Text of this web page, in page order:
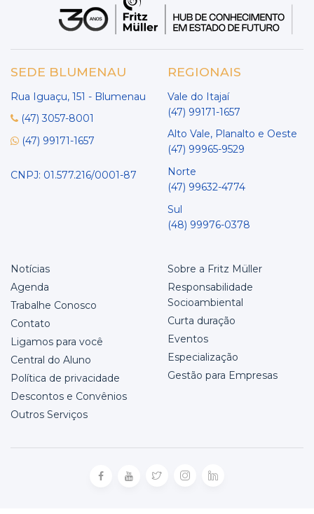
SEDE BLUMENAU
Rua Iguaçu, 151 - Blumenau
(47) 3057-8001
(47) 99171-1657
CNPJ: 01.577.216/0001-87
REGIONAIS
Vale do Itajaí
(47) 99171-1657
Alto Vale, Planalto e Oeste
(47) 99965-9529
Norte
(47) 99632-4774
Sul
(48) 99976-0378
Notícias
Agenda
Trabalhe Conosco
Contato
Ligamos para você
Central do Aluno
Política de privacidade
Descontos e Convênios
Outros Serviços
Sobre a Fritz Müller
Responsabilidade
Socioambiental
Curta duração
Eventos
Especialização
Gestão para Empresas